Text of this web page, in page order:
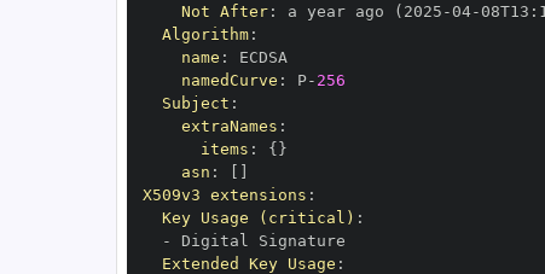
Not After: a year ago (2025 -04-08T13 :
Algorithm:
name :
namedCurve : P- 256
Subject :
extraNames :
items : { }
asn :
X509v3 extensions :
Key Usage (critical) :
-
Extended Key Usage :